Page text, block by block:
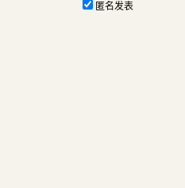
匿名发表